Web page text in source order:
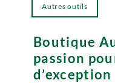
Boutique
passion
d’exception
Autres outils